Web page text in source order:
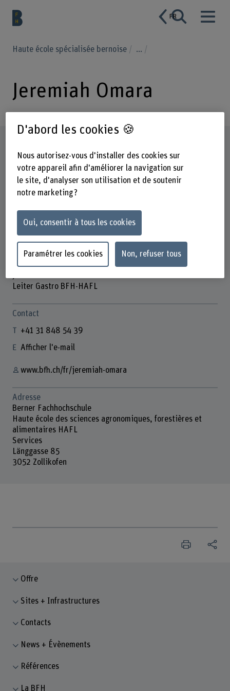
FR
Haute école spécialisée bernoise ...
Jeremiah Omara
Leiter Gastro BFH-HAFL
Contact
+41 31 848 54 39
Afficher l'e-mail
www.bfh.ch/fr/jeremiah-omara
Adresse
Berner Fachhochschule
Haute école des sciences agronomiques, forestières et
alimentaires HAFL
Services
Länggasse 85
3052 Zollikofen
Offre
Sites + Infrastructures
Contacts
News + Évènements
Références
La BFH
D'abord les cookies 🍪
Nous autorisez-vous d'installer des cookies sur
votre appareil afin d'améliorer la navigation sur
le site, d'analyser son utilisation et de soutenir
notre marketing ?
Oui, consentir à tous les cookies
Paramétrer les cookies Non, refuser tous